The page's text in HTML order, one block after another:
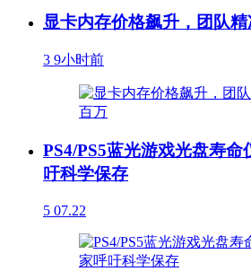
显卡内存价格飙升，团队
3 9小时前
PS4/PS5蓝光游戏光盘寿命
吁科学保存
5 07.22